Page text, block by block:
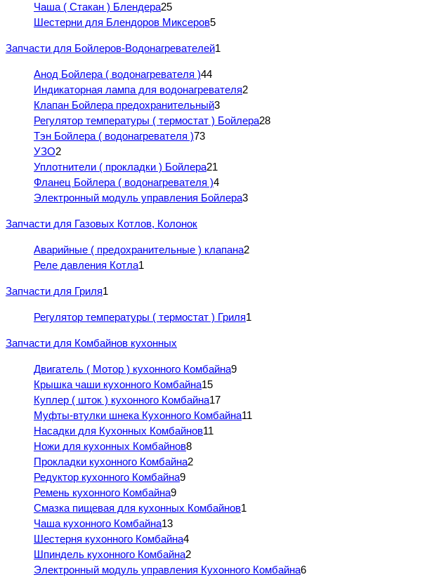
Чаша ( Стакан ) Блендера25
Шестерни для Блендоров Миксеров5
Запчасти для Бойлеров-Водонагревателей1
Анод Бойлера ( водонагревателя )44
Индикаторная лампа для водонагревателя2
Клапан Бойлера предохранительный3
Регулятор температуры ( термостат ) Бойлера28
Тэн Бойлера ( водонагревателя )73
УЗО2
Уплотнители ( прокладки ) Бойлера21
Фланец Бойлера ( водонагревателя )4
Электронный модуль управления Бойлера3
Запчасти для Газовых Котлов, Колонок
Аварийные ( предохранительные ) клапана2
Реле давления Котла1
Запчасти для Гриля1
Регулятор температуры ( термостат ) Гриля1
Запчасти для Комбайнов кухонных
Двигатель ( Мотор ) кухонного Комбайна9
Крышка чаши кухонного Комбайна15
Куплер ( шток ) кухонного Комбайна17
Муфты-втулки шнека Кухонного Комбайна11
Насадки для Кухонных Комбайнов11
Ножи для кухонных Комбайнов8
Прокладки кухонного Комбайна2
Редуктор кухонного Комбайна9
Ремень кухонного Комбайна9
Смазка пищевая для кухонных Комбайнов1
Чаша кухонного Комбайна13
Шестерня кухонного Комбайна4
Шпиндель кухонного Комбайна2
Электронный модуль управления Кухонного Комбайна6